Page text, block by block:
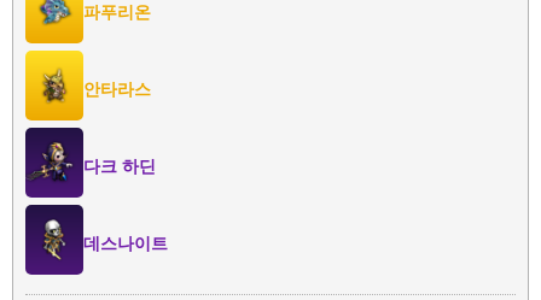
파푸리온
안타라스
다크 하딘
데스나이트